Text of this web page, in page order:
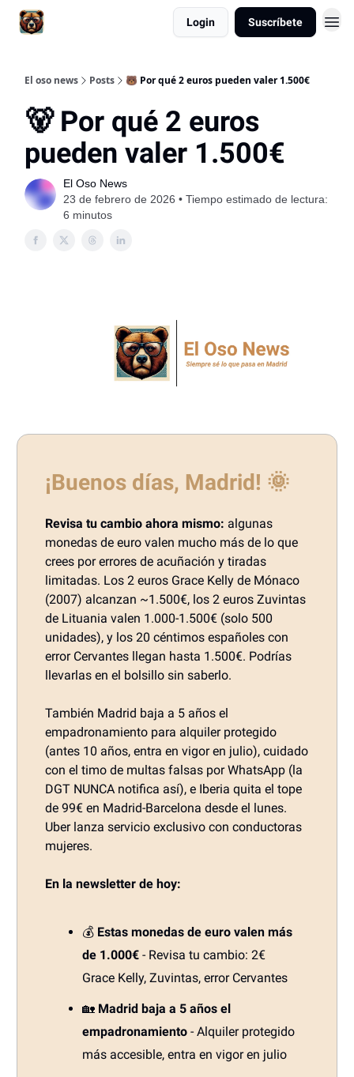
Login Suscríbete
El oso news Posts 🐻 Por qué 2 euros pueden valer 1.500€
🐻 Por qué 2 euros
pueden valer 1.500€
El Oso News
23 de febrero de 2026 • Tiempo estimado de lectura:
6 minutos
¡Buenos días, Madrid! 🌞
Revisa tu cambio ahora mismo: algunas
monedas de euro valen mucho más de lo que
crees por errores de acuñación y tiradas
limitadas. Los 2 euros Grace Kelly de Mónaco
(2007) alcanzan ~1.500€, los 2 euros Zuvintas
de Lituania valen 1.000-1.500€ (solo 500
unidades), y los 20 céntimos españoles con
error Cervantes llegan hasta 1.500€. Podrías
llevarlas en el bolsillo sin saberlo.
También Madrid baja a 5 años el
empadronamiento para alquiler protegido
(antes 10 años, entra en vigor en julio), cuidado
con el timo de multas falsas por WhatsApp (la
DGT NUNCA notifica así), e Iberia quita el tope
de 99€ en Madrid-Barcelona desde el lunes.
Uber lanza servicio exclusivo con conductoras
mujeres.
En la newsletter de hoy:
💰 Estas monedas de euro valen más
de 1.000€ - Revisa tu cambio: 2€
Grace Kelly, Zuvintas, error Cervantes
🏡 Madrid baja a 5 años el
empadronamiento - Alquiler protegido
más accesible, entra en vigor en julio